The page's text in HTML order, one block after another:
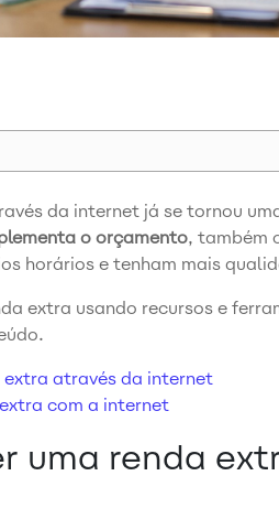
da internet já se tornou
o orçamento, também
horários e tenham mais
extra usando recursos e
extra através da internet
com a internet
uma renda